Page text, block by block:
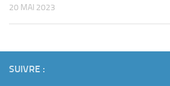
20 MAI 2023
SUIVRE :